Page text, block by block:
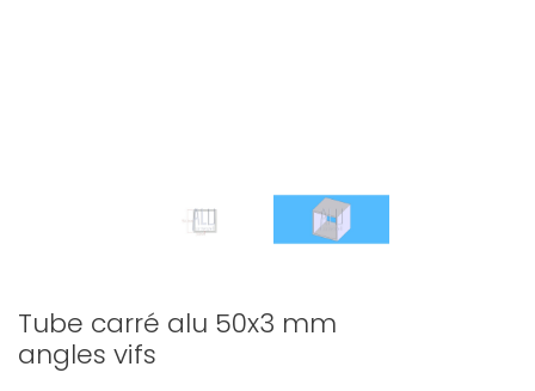
Tube carré alu 50x3 mm
angles vifs